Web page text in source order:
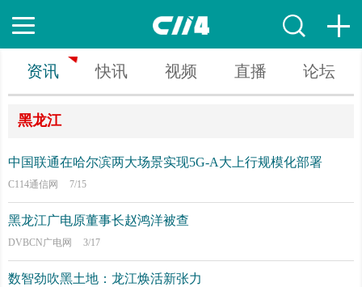
资讯 快讯 视频 直播 论坛
黑龙江
中国联通在哈尔滨两大场景实现5G-A大上行规模化部署
C114通信网 7/15
黑龙江广电原董事长赵鸿洋被查
DVBCN广电网 3/17
数智劲吹黑土地：龙江焕活新张力